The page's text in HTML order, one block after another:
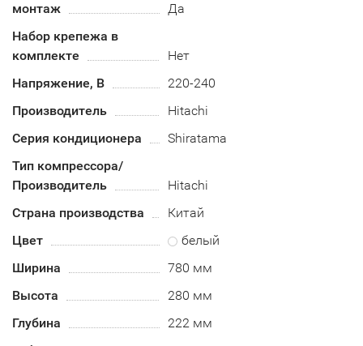
монтаж
Да
Набор крепежа в
комплекте
Нет
Напряжение, В
220-240
Производитель
Hitachi
Серия кондиционера
Shiratama
Тип компрессора/
Производитель
Hitachi
Страна производства
Китай
Цвет
белый
Ширина
780 мм
Высота
280 мм
Глубина
222 мм